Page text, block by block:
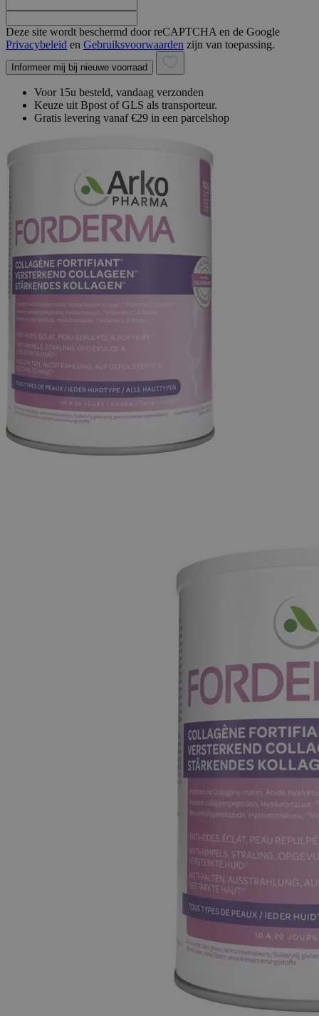
Deze site wordt beschermd door reCAPTCHA en de Google
Privacybeleid en Gebruiksvoorwaarden zijn van toepassing.
Informeer mij bij nieuwe voorraad
Voor 15u besteld, vandaag verzonden
Keuze uit Bpost of GLS als transporteur.
Gratis levering vanaf €29 in een parcelshop